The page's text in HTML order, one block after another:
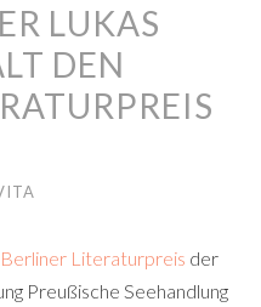
LUKAS
DEN
Berliner Literaturpreis der
Preußische Seehandlung